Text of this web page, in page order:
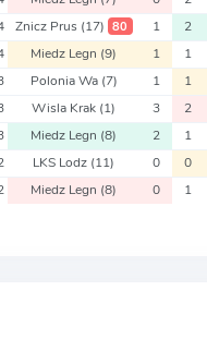
Znicz Prus (17) 80 1 2
Miedz Legn (9) 1 1
Polonia Wa (7) 1 1
Wisla Krak (1) 3 2
Miedz Legn (8) 2 1
LKS Lodz (11) 0 0
Miedz Legn (8) 0 1